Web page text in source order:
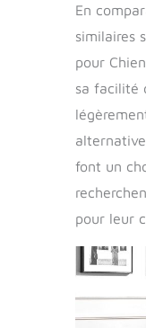
En
similaires
pour
sa facilité
font un
pour leur